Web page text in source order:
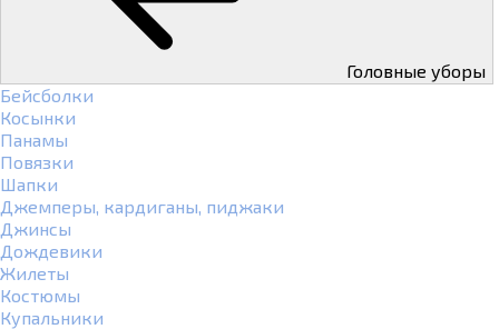
Головные уборы
Бейсболки
Косынки
Панамы
Повязки
Шапки
Джемперы, кардиганы, пиджаки
Джинсы
Дождевики
Жилеты
Костюмы
Купальники